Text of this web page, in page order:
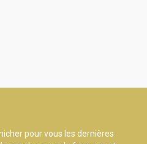
pour vous les dernières